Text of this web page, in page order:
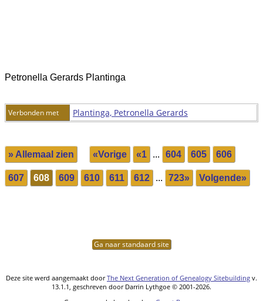
Petronella Gerards Plantinga
Verbonden met Plantinga, Petronella Gerards
» Allemaal zien «Vorige «1 ... 604 605 606
607 608 609 610 611 612 ... 723» Volgende»
Ga naar standaard site
Deze site werd aangemaakt doorThe Next Generation of Genealogy Sitebuilding v.
13.1.1, geschreven door Darrin Lythgoe © 2001-2026.